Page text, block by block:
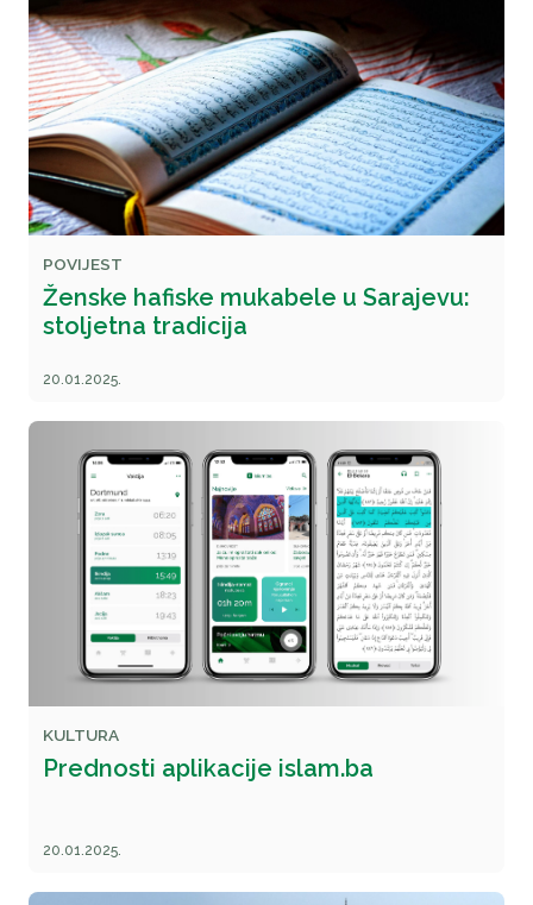
POVIJEST
Ženske hafiske mukabele u Sarajevu:
stoljetna tradicija
20.01.2025.
KULTURA
Prednosti aplikacije islam.ba
20.01.2025.